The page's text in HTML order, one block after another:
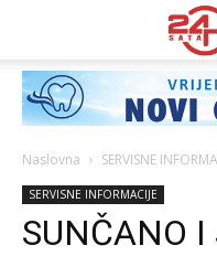
Naslovna SERVISNE
SERVISNE INFORMACIJE
SUNČANO